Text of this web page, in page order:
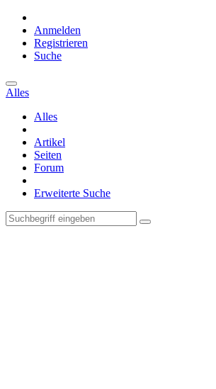
Anmelden
Registrieren
Suche
Alles
Alles
Artikel
Seiten
Forum
Erweiterte Suche